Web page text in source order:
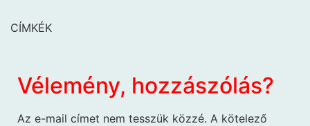
CÍMKÉK
Vélemény, hozzászólás?
Az e-mail címet nem tesszük közzé. A kötelező